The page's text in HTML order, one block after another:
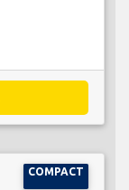
COMPACT